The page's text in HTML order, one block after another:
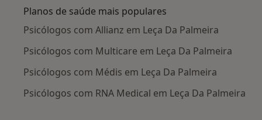
Planos de saúde mais populares
Psicólogos com Allianz em Leça Da Palmeira
Psicólogos com Multicare em Leça Da Palmeira
Psicólogos com Médis em Leça Da Palmeira
Psicólogos com RNA Medical em Leça Da Palmeira